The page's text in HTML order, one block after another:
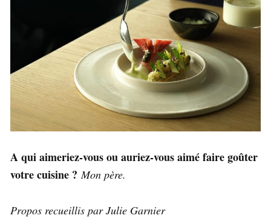
A qui aimeriez-vous ou auriez-vous aimé faire goûter
votre cuisine ? Mon père.
Propos recueillis par Julie Garnier